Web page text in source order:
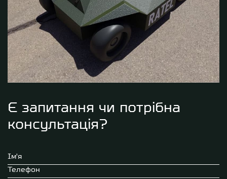
Є запитання чи потрібна
консультація?
Ім'я
Телефон